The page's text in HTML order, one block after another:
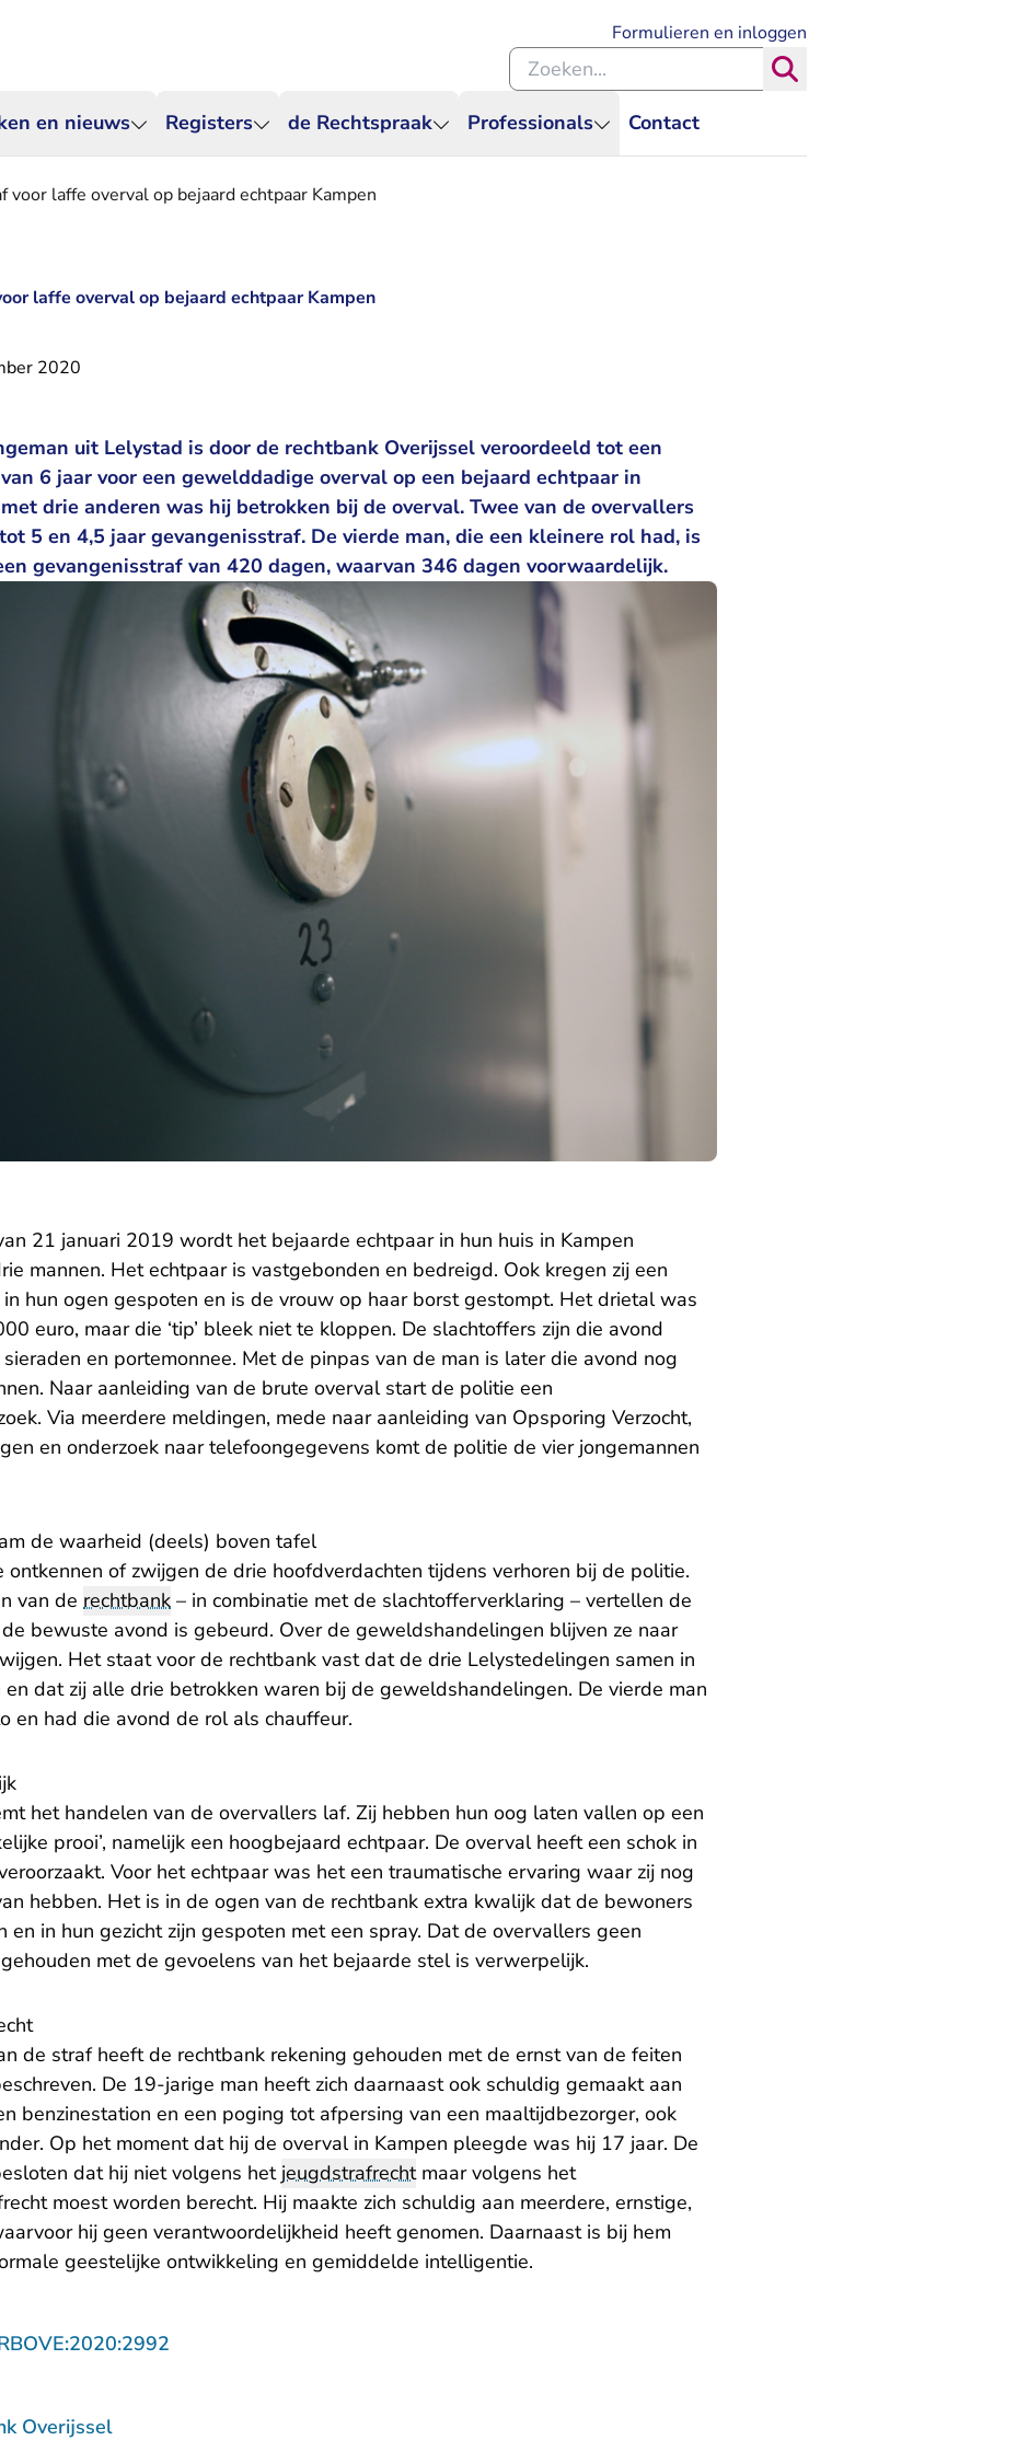
en nieuws Registers de Rechtspraak Professionals Contact
Formulieren en inloggen
Zoeken binnen de Rechtspraak
voor laffe overval op bejaard echtpaar Kampen
laffe overval op bejaard echtpaar Kampen
2020
uit Lelystad is door de rechtbank Overijssel veroordeeld tot een
6 jaar voor een gewelddadige overval op een bejaard echtpaar in
drie anderen was hij betrokken bij de overval. Twee van de overvallers
5 en 4,5 jaar gevangenisstraf. De vierde man, die een kleinere rol had, is
gevangenisstraf van 420 dagen, waarvan 346 dagen voorwaardelijk.
21 januari 2019 wordt het bejaarde echtpaar in hun huis in Kampen
mannen. Het echtpaar is vastgebonden en bedreigd. Ook kregen zij een
hun ogen gespoten en is de vrouw op haar borst gestompt. Het drietal was
euro, maar die ‘tip’ bleek niet te kloppen. De slachtoffers zijn die avond
en portemonnee. Met de pinpas van de man is later die avond nog
Naar aanleiding van de brute overval start de politie een
Via meerdere meldingen, mede naar aanleiding van Opsporing Verzocht,
en onderzoek naar telefoongegevens komt de politie de vier jongemannen
de waarheid (deels) boven tafel
ontkennen of zwijgen de drie hoofdverdachten tijdens verhoren bij de politie.
van de rechtbank – in combinatie met de slachtofferverklaring – vertellen de
bewuste avond is gebeurd. Over de geweldshandelingen blijven ze naar
Het staat voor de rechtbank vast dat de drie Lelystedelingen samen in
dat zij alle drie betrokken waren bij de geweldshandelingen. De vierde man
en had die avond de rol als chauffeur.
het handelen van de overvallers laf. Zij hebben hun oog laten vallen op een
prooi’, namelijk een hoogbejaard echtpaar. De overval heeft een schok in
Voor het echtpaar was het een traumatische ervaring waar zij nog
hebben. Het is in de ogen van de rechtbank extra kwalijk dat de bewoners
en in hun gezicht zijn gespoten met een spray. Dat de overvallers geen
met de gevoelens van het bejaarde stel is verwerpelijk.
de straf heeft de rechtbank rekening gehouden met de ernst van de feiten
De 19-jarige man heeft zich daarnaast ook schuldig gemaakt aan
benzinestation en een poging tot afpersing van een maaltijdbezorger, ook
Op het moment dat hij de overval in Kampen pleegde was hij 17 jaar. De
dat hij niet volgens het jeugdstrafrechtmaar volgens het
moest worden berecht. Hij maakte zich schuldig aan meerdere, ernstige,
hij geen verantwoordelijkheid heeft genomen. Daarnaast is bij hem
geestelijke ontwikkeling en gemiddelde intelligentie.
Overijssel